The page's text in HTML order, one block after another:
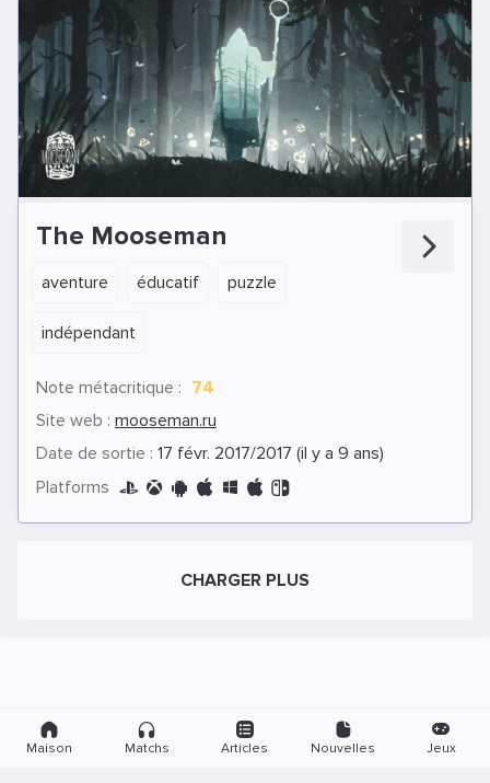
The Mooseman
aventure éducatif puzzle
indépendant
Note métacritique : 74
Site web : mooseman.ru
Date de sortie : 17 févr. 2017/2017 (il y a 9 ans)
Platforms
CHARGER PLUS
Maison Matchs Articles Nouvelles Jeux